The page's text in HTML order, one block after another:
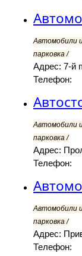
Автомобили
парковка /
Адрес: 7-й
Телефон:
Автомобили
парковка /
Адрес:
Телефон:
Автомобили
парковка /
Адрес:
Телефон: